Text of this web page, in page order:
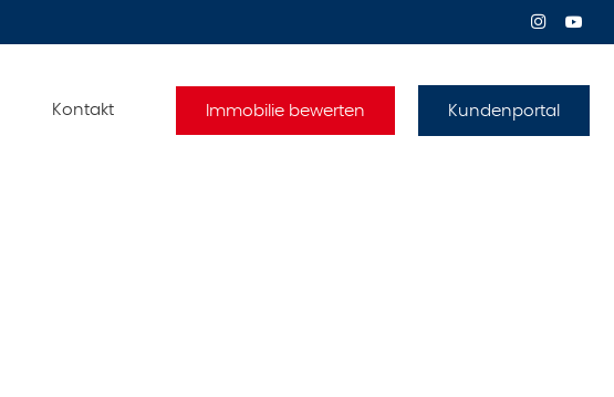
Kontakt Immobilie bewerten Kundenportal